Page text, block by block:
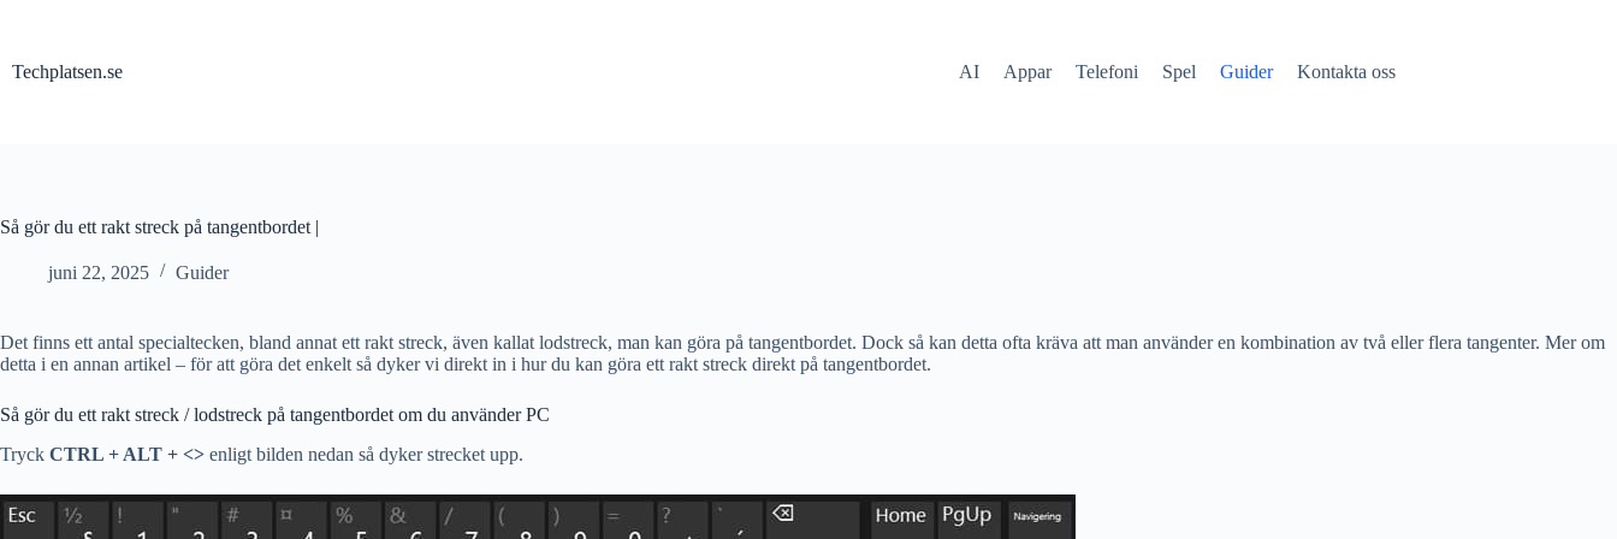
Techplatsen.se
AI Appar Telefoni Spel Guider Kontakta oss
Så gör du ett rakt streck på tangentbordet |
juni 22, 2025 Guider
Det finns ett antal specialtecken, bland annat ett rakt streck, även kallat lodstreck, man kan göra på tangentbordet. Dock så kan detta ofta kräva att man använder en kombination av två eller flera tangenter. Mer om
detta i en annan artikel – för att göra det enkelt så dyker vi direkt in i hur du kan göra ett rakt streck direkt på tangentbordet.
Så gör du ett rakt streck / lodstreck på tangentbordet om du använder PC
Tryck CTRL + ALT + <> enligt bilden nedan så dyker strecket upp.